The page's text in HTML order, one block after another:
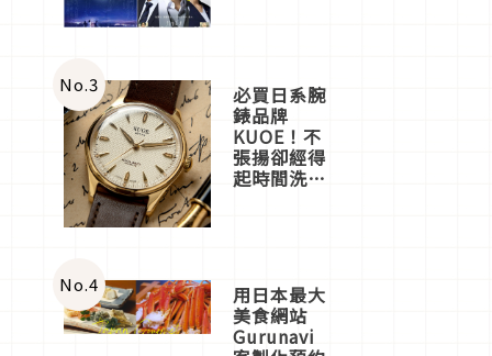
No.3 必買日系腕
錶品牌
KUOE！不
張揚卻經得
起時間洗鍊
No.4 用日本最大
美食網站
Gurunavi